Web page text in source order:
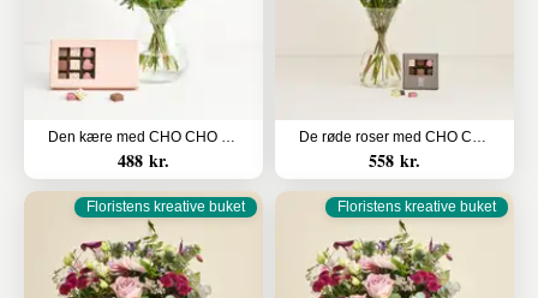
Den kære med CHO CHO 18 stk.
488 kr.
De røde roser med CHO CHO 9 stk.
558 kr.
Floristens kreative buket Floristens kreative buket